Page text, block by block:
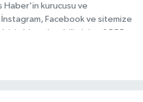
Haber'in kurucusu ve
Facebook ve sitemize
için bize ulaşabilirsiniz - 0555